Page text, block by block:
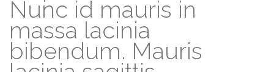
Nunc id mauris in
massa lacinia
bibendum. Mauris